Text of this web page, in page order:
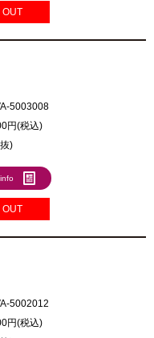
OUT
5003008
円(税込)
)
info
OUT
5002012
円(税込)